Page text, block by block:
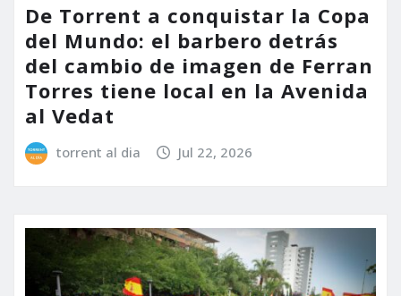
De Torrent a conquistar la Copa
del Mundo: el barbero detrás
del cambio de imagen de Ferran
Torres tiene local en la Avenida
al Vedat
torrent al dia Jul 22, 2026